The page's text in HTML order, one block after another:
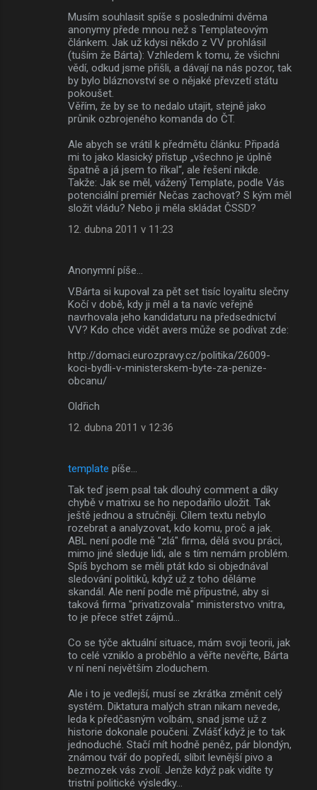
Musím souhlasit spíše s posledními dvěma
anonymy přede mnou než s Templateovým
článkem. Jak už kdysi někdo z VV prohlásil
(tuším že Bárta): Vzhledem k tomu, že všichni
vědí, odkud jsme přišli, a dávají na nás pozor, tak
by bylo bláznovství se o nějaké převzetí státu
pokoušet.
Věřím, že by se to nedalo utajit, stejně jako
průnik ozbrojeného komanda do ČT.
Ale abych se vrátil k předmětu článku: Připadá
mi to jako klasický přístup „všechno je úplně
špatně a já jsem to říkal“, ale řešení nikde.
Takže: Jak se měl, vážený Template, podle Vás
potenciální premiér Nečas zachovat? S kým měl
složit vládu? Nebo ji měla skládat ČSSD?
12. dubna 2011 v 11:23
Anonymní píše…
V.Bárta si kupoval za pět set tisíc loyalitu slečny
Kočí v době, kdy ji měl a ta navíc veřejně
navrhovala jeho kandidaturu na předsednictví
VV? Kdo chce vidět avers může se podívat zde:
http://domaci.eurozpravy.cz/politika/26009-
koci-bydli-v-ministerskem-byte-za-penize-
obcanu/
Oldřich
12. dubna 2011 v 12:36
template píše…
Tak teď jsem psal tak dlouhý comment a díky
chybě v matrixu se ho nepodařilo uložit. Tak
ještě jednou a stručněji. Cílem textu nebylo
rozebrat a analyzovat, kdo komu, proč a jak.
ABL není podle mě "zlá" firma, dělá svou práci,
mimo jiné sleduje lidi, ale s tím nemám problém.
Spíš bychom se měli ptát kdo si objednával
sledování politiků, když už z toho děláme
skandál. Ale není podle mě přípustné, aby si
taková firma "privatizovala" ministerstvo vnitra,
to je přece střet zájmů...
Co se týče aktuální situace, mám svoji teorii, jak
to celé vzniklo a proběhlo a věřte nevěřte, Bárta
v ní není největším zloduchem.
Ale i to je vedlejší, musí se zkrátka změnit celý
systém. Diktatura malých stran nikam nevede,
leda k předčasným volbám, snad jsme už z
historie dokonale poučeni. Zvlášť když je to tak
jednoduché. Stačí mít hodně peněz, pár blondýn,
známou tvář do popředí, slíbit levnější pivo a
bezmozek vás zvolí. Jenže když pak vidíte ty
tristní politické výsledky...